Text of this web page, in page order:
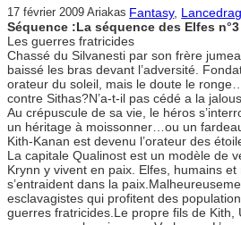
17 février 2009 Ariakas Fantasy,
Séquence :La séquence des Elfes n°3
Les guerres fratricides
Chassé du Silvanesti par son frère
baissé les bras devant l’adversité.
orateur du soleil, mais le doute le
contre Sithas?N’a-t-il pas cédé a la
Au crépuscule de sa vie, le héros
un héritage à moissonner…ou un
Kith-Kanan est devenu l’orateur des
La capitale Qualinost est un modèle de
Krynn y vivent en paix. Elfes, humains
s’entraident dans la
esclavagistes qui profitent des
guerres fratricides.Le propre fils de Kith,